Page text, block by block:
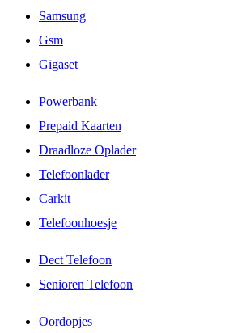
Samsung
Gsm
Gigaset
Powerbank
Prepaid Kaarten
Draadloze Oplader
Telefoonlader
Carkit
Telefoonhoesje
Dect Telefoon
Senioren Telefoon
Oordopjes